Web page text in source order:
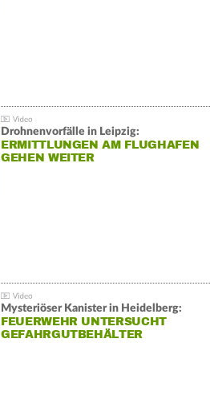
Drohnenvorfälle in Leipzig:
ERMITTLUNGEN AM FLUGHAFEN
GEHEN WEITER
Mysteriöser Kanister in Heidelberg:
FEUERWEHR UNTERSUCHT
GEFAHRGUTBEHÄLTER